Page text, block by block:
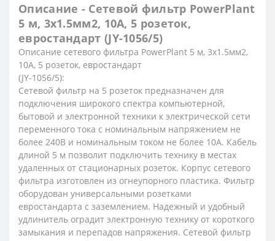
Описание - Сетевой фильтр PowerPlant
5 м, 3x1.5мм2, 10А, 5 розеток,
евростандарт (JY-1056/5)
Описание сетевого фильтра PowerPlant 5 м, 3x1.5мм2,
10А, 5 розеток, евростандарт
(JY-1056/5):
Сетевой фильтр на 5 розеток предназначен для
подключения широкого спектра компьютерной,
бытовой и электронной техники к электрической сети
переменного тока с номинальным напряжением не
более 240В и номинальным током не более 10А. Кабель
длиной 5 м позволит подключить технику в местах
удаленных от стационарных розеток. Корпус сетевого
фильтра изготовлен из огнеупорного пластика. Фильтр
оборудован универсальными розетками
евростандарта с заземлением. Надежный и удобный
удлинитель оградит электронную технику от короткого
замыкания и перепадов напряжения. Сетевой фильтр